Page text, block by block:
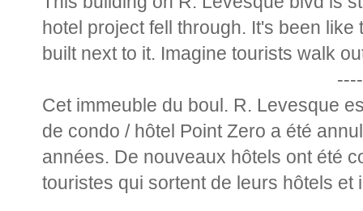
hotel project fell through. It's been
built next to it. Imagine tourists walk
Cet immeuble du boul. R. Levesque
de condo / hôtel Point Zero a été
années. De nouveaux hôtels ont été
touristes qui sortent de leurs hôtels et